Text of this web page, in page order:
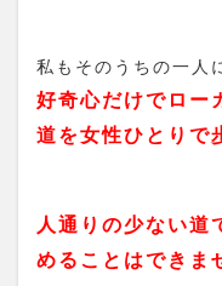
私もそのうちの一人
好奇心だけでロー
道を女性ひとりで
人通りの少ない道
めることはできま